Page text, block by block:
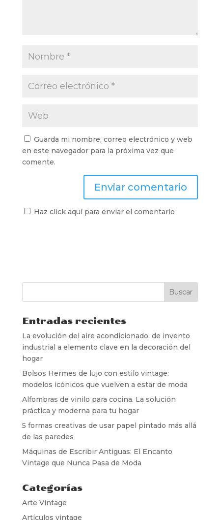
Guarda mi nombre, correo electrónico y web
en este navegador para la próxima vez que
comente.
Haz click aquí para enviar el comentario
Entradas recientes
La evolución del aire acondicionado: de invento
industrial a elemento clave en la decoración del
hogar
Bolsos Hermes de lujo con estilo vintage:
modelos icónicos que vuelven a estar de moda
Alfombras de vinilo para cocina. La solución
práctica y moderna para tu hogar
5 formas creativas de usar papel pintado más allá
de las paredes
Máquinas de Escribir Antiguas: El Encanto
Vintage que Nunca Pasa de Moda
Categorías
Arte Vintage
Artículos vintage